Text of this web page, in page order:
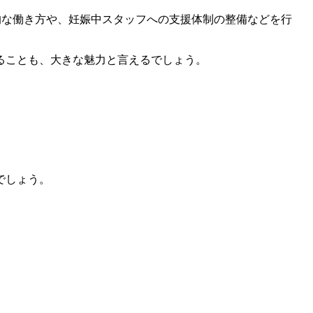
働き方や、妊娠中スタッフへの支援体制の整備などを行
とも、大きな魅力と言えるでしょう。
ょう。